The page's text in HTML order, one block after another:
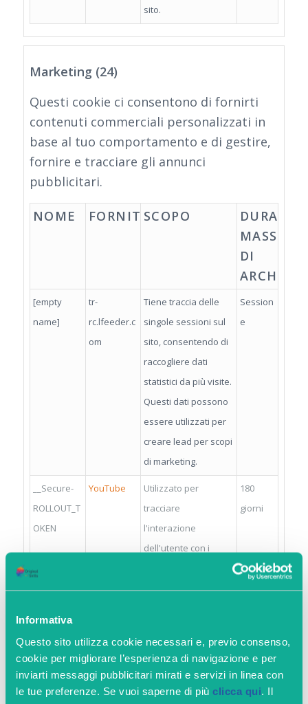
Informativa
Questo sito utilizza cookie necessari e, previo consenso,
cookie per migliorare l’esperienza di navigazione e per
inviarti messaggi pubblicitari mirati e servizi in linea con
le tue preferenze. Se vuoi saperne di più clicca qui . Il
sito.
Marketing (24)
Questi cookie ci consentono di fornirti
contenuti commerciali personalizzati in
base al tuo comportamento e di gestire,
fornire e tracciare gli annunci
pubblicitari.
NOME FORNITORE
SCOPO
DURATA
MASSIMA
DI
[empty
name]
tr-
rc.lfeeder.c
om
Tiene traccia delle
singole sessioni sul
sito, consentendo di
raccogliere dati
statistici da più visite.
Questi dati possono
essere utilizzati per
creare lead per scopi
di marketing.
Session
e
__Secure-
ROLLOUT_T
OKEN
YouTube
Utilizzato per
tracciare
l'interazione
dell'utente con i
180
giorni
__Secure-
YouTube
Memorizza le
dell'utente usando il
video YouTube
incorporato
Session